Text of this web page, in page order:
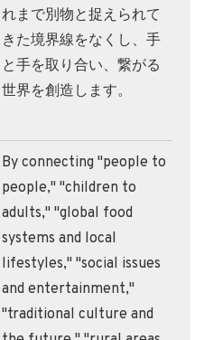
れまで別物と捉えられて
きた境界線をなくし、手
と手を取り合い、繋がる
世界を創造します。
By connecting "people to
people," "children to
adults," "global food
systems and local
lifestyles," "social issues
and entertainment,"
"traditional culture and